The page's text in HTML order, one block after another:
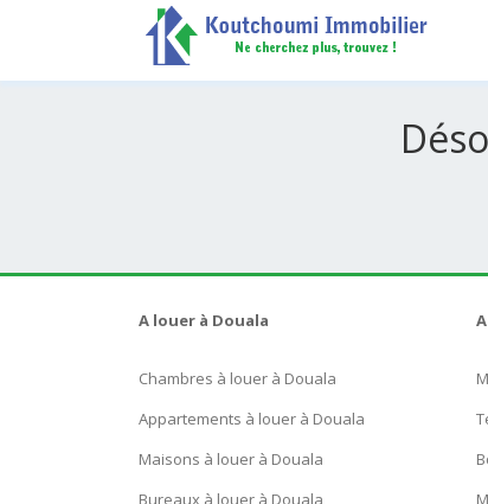
A louer à Douala
Chambres à louer à Douala
Appartements à louer à Douala
Maisons à louer à Douala
Bureaux à louer à Douala